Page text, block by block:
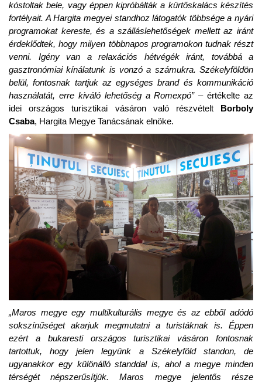
kóstoltak bele, vagy éppen kipróbálták a kürtőskalács készítés
fortélyait. A Hargita megyei standhoz látogatók többsége a nyári
programokat kereste, és a szálláslehetőségek mellett az iránt
érdeklődtek, hogy milyen többnapos programokon tudnak részt
venni. Igény van a relaxációs hétvégék iránt, továbbá a
gasztronómiai kínálatunk is vonzó a számukra. Székelyföldön
belül, fontosnak tartjuk az egységes brand és kommunikáció
használatát, erre kiváló lehetőség a Romexpó”– értékelte az
idei országos turisztikai vásáron való részvételt Borboly
Csaba, Hargita Megye Tanácsának elnöke.
„Maros megye egy multikulturális megye és az ebből adódó
sokszínűséget akarjuk megmutatni a turistáknak is. Éppen
ezért a bukaresti országos turisztikai vásáron fontosnak
tartottuk, hogy jelen legyünk a Székelyföld standon, de
ugyanakkor egy különálló standdal is, ahol a megye minden
térségét népszerűsítjük. Maros megye jelentős része